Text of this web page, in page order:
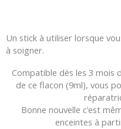
Un stick à utiliser lorsque
à soigner.
Compatible dès les 3 mois
de ce flacon (9ml), vous
Bonne nouvelle c’est
enceintes à